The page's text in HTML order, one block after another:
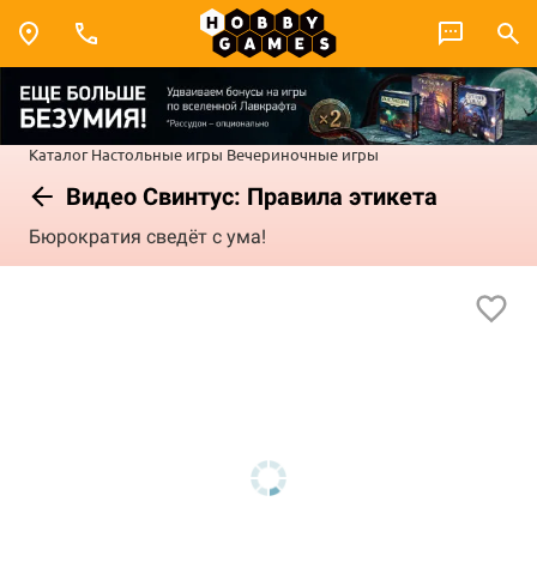
Каталог Настольные игры Вечериночные игры
Видео Свинтус: Правила этикета
Бюрократия сведёт с ума!